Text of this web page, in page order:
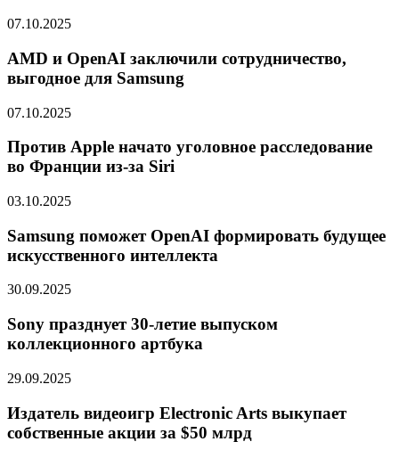
07.10.2025
AMD и OpenAI заключили сотрудничество,
выгодное для Samsung
07.10.2025
Против Apple начато уголовное расследование
во Франции из-за Siri
03.10.2025
Samsung поможет OpenAI формировать будущее
искусственного интеллекта
30.09.2025
Sony празднует 30-летие выпуском
коллекционного артбука
29.09.2025
Издатель видеоигр Electronic Arts выкупает
собственные акции за $50 млрд